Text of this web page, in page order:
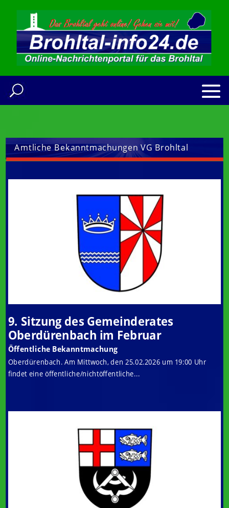
Amtliche Bekanntmachungen VG Brohltal
9. Sitzung des Gemeinderates
Oberdürenbach im Februar
Öffentliche Bekanntmachung
Oberdürenbach. Am Mittwoch, den 25.02.2026 um 19:00 Uhr
findet eine öffentliche/nichtöffentliche...